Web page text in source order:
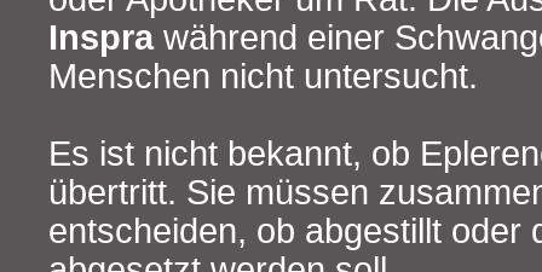
Insprawährend einer
Menschen nicht untersucht.
Es ist nicht bekannt, ob
übertritt. Sie müssen
entscheiden, ob abgestillt oder